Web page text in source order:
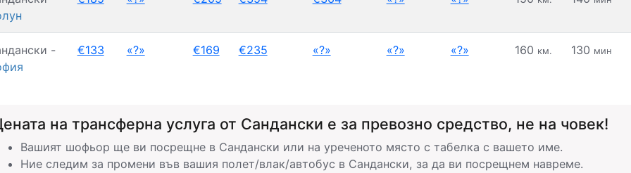
-
€133 «?» €169 €235 «?» «?» «?» 160 км. 130 мин
на трансферна услуга от Сандански е за превозно средство, не на човек!
Вашият шофьор ще ви посрещне в Сандански или на уреченото място с табелка с вашето име.
Ние следим за промени във вашия полет/влак/автобус в Сандански, за да ви посрещнем навреме.